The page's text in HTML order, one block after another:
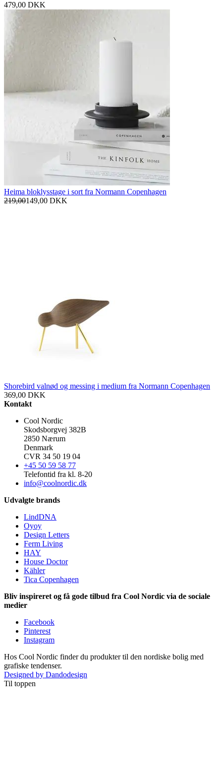
479,00 DKK
Heima bloklysstage i sort fra Normann Copenhagen
219,00149,00 DKK
Shorebird valnød og messing i medium fra Normann Copenhagen
369,00 DKK
Kontakt
Cool Nordic
Skodsborgvej 382B
2850 Nærum
Denmark
CVR 34 50 19 04
+45 50 59 58 77
Telefontid fra kl. 8-20
info@coolnordic.dk
Udvalgte brands
LindDNA
Oyoy
Design Letters
Ferm Living
HAY
House Doctor
Kähler
Tica Copenhagen
Bliv inspireret og få gode tilbud fra Cool Nordic via de sociale
medier
Facebook
Pinterest
Instagram
Hos Cool Nordic finder du produkter til den nordiske bolig med
grafiske tendenser.
Designed by Dandodesign
Til toppen